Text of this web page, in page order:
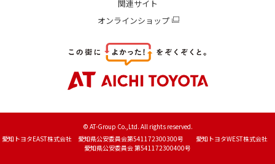
関連サイト
オンラインショップ
© AT-Group Co.,Ltd. All rights reserved.
愛知トヨタEAST株式会社 愛知県公安委員会第541172300300号 愛知トヨタWEST株式会社
愛知県公安委員会 第541172300400号